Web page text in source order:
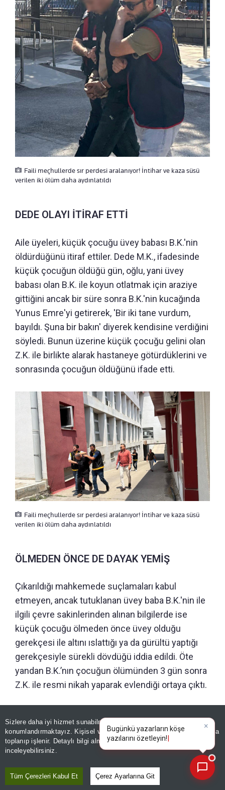
Sizlere daha iyi hizmet sunabilmek adına sitemizde
konumlandırmaktayız. Kişisel verileriniz, KVKK ve GDPR kapsamında
toplanıp işlenir. Detaylı bilgi almak içinAydınlatma Metnimizi
inceleyebilirsiniz.
Tüm Çerezleri Kabul Et Çerez Ayarlarına Git
Faili meçhullerde sır perdesi aralanıyor! İntihar ve kaza süsü
verilen iki ölüm daha aydınlatıldı
DEDE OLAYI İTİRAF ETTİ
Aile üyeleri, küçük çocuğu üvey babası B.K.'nin
öldürdüğünü itiraf ettiler. Dede M.K., ifadesinde
küçük çocuğun öldüğü gün, oğlu, yani üvey
babası olan B.K. ile koyun otlatmak için araziye
gittiğini ancak bir süre sonra B.K.'nin kucağında
Yunus Emre'yi getirerek, 'Bir iki tane vurdum,
bayıldı. Şuna bir bakın' diyerek kendisine verdiğini
söyledi. Bunun üzerine küçük çocuğu gelini olan
Z.K. ile birlikte alarak hastaneye götürdüklerini ve
sonrasında çocuğun öldüğünü ifade etti.
Faili meçhullerde sır perdesi aralanıyor! İntihar ve kaza süsü
verilen iki ölüm daha aydınlatıldı
ÖLMEDEN ÖNCE DE DAYAK YEMİŞ
Çıkarıldığı mahkemede suçlamaları kabul
etmeyen, ancak tutuklanan üvey baba B.K.'nin ile
ilgili çevre sakinlerinden alınan bilgilerde ise
küçük çocuğu ölmeden önce üvey olduğu
gerekçesi ile altını ıslattığı ya da gürültü yaptığı
gerekçesiyle sürekli dövdüğü iddia edildi. Öte
yandan B.K.’nın çocuğun ölümünden 3 gün sonra
Z.K. ile resmi nikah yaparak evlendiği ortaya çıktı.
Haber